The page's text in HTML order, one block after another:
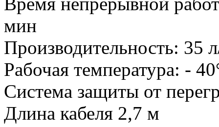
мин
Производительность: 35
Рабочая температура: -
Система защиты от
Длина кабеля 2,7 м